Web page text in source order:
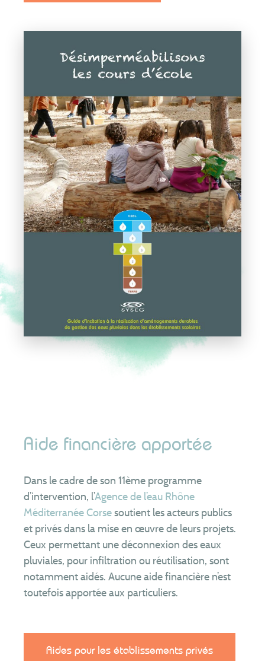
Aide financière apportée
Dans le cadre de son 11ème programme
d’intervention, l’Agence de l’eau Rhône
Méditerranée Corsesoutient les acteurs publics
et privés dans la mise en œuvre de leurs projets.
Ceux permettant une déconnexion des eaux
pluviales, pour infiltration ou réutilisation, sont
notamment aidés. Aucune aide financière n’est
toutefois apportée aux particuliers.
Aides pour les établissements privés